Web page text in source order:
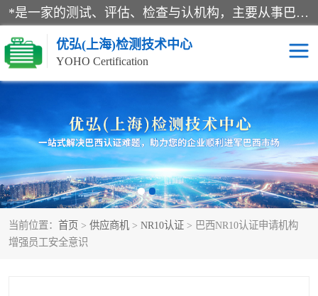
*是一家的测试、评估、检查与认机构，主要从事巴西NR10认证、NR12认证、NR13认证；ANATEL认证、INMTRO认证，欧盟CE认证：MD认证，PED认证，MID认证，ATEX认证，德国蓝色天使认证。
优弘(上海)检测技术中心
YOHO Certification
当前位置： 首页 > 供应商机 > NR10认证 > 巴西NR10认证申请机构
增强员工安全意识
RECYCLASS认证 NR10认证
NR12认证 NR13认证
ART认证 巴西NR认证
巴西认证 RETIE认证